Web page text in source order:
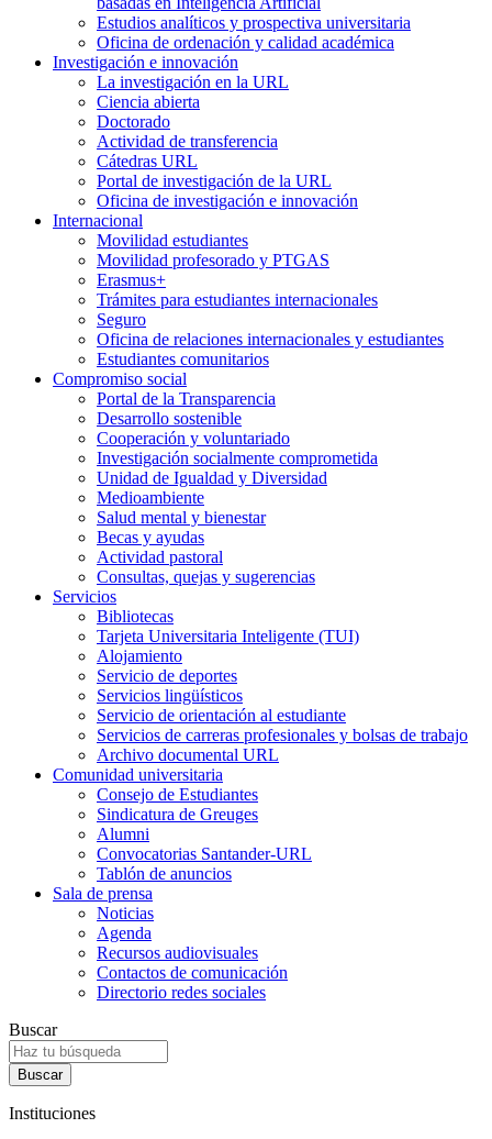
Estudios analíticos y prospectiva universitaria
Oficina de ordenación y calidad académica
Investigación e innovación
La investigación en la URL
Ciencia abierta
Doctorado
Actividad de transferencia
Cátedras URL
Portal de investigación de la URL
Oficina de investigación e innovación
Internacional
Movilidad estudiantes
Movilidad profesorado y PTGAS
Erasmus+
Trámites para estudiantes internacionales
Seguro
Oficina de relaciones internacionales y estudiantes
Estudiantes comunitarios
Compromiso social
Portal de la Transparencia
Desarrollo sostenible
Cooperación y voluntariado
Investigación socialmente comprometida
Unidad de Igualdad y Diversidad
Medioambiente
Salud mental y bienestar
Becas y ayudas
Actividad pastoral
Consultas, quejas y sugerencias
Servicios
Bibliotecas
Tarjeta Universitaria Inteligente (TUI)
Alojamiento
Servicio de deportes
Servicios lingüísticos
Servicio de orientación al estudiante
Servicios de carreras profesionales y bolsas de trabajo
Archivo documental URL
Comunidad universitaria
Consejo de Estudiantes
Sindicatura de Greuges
Alumni
Convocatorias Santander-URL
Tablón de anuncios
Sala de prensa
Noticias
Agenda
Recursos audiovisuales
Contactos de comunicación
Directorio redes sociales
Buscar
Instituciones